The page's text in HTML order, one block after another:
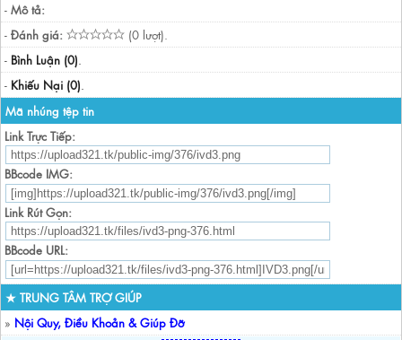
- Mô tả:
- Đánh giá:
(0 lượt).
- Bình Luận (0).
- Khiếu Nại (0).
Mã nhúng tệp tin
Link Trực Tiếp:
BBcode IMG:
Link Rút Gọn:
BBcode URL:
★ TRUNG TÂM TRỢ GIÚP
» Nội Quy, Điều Khoản & Giúp Đỡ